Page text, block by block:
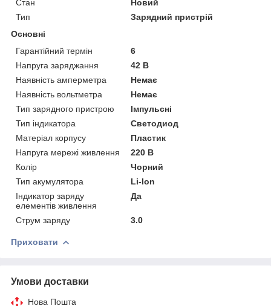
Стан
Новий
Тип
Зарядний пристрій
Основні
Гарантійний термін
6
Напруга заряджання
42 В
Наявність амперметра
Немає
Наявність вольтметра
Немає
Тип зарядного пристрою
Імпульсні
Тип індикатора
Светодиод
Матеріал корпусу
Пластик
Напруга мережі живлення
220 В
Колір
Чорний
Тип акумулятора
Li-Ion
Індикатор заряду
елементів живлення
Да
Струм заряду 3.0
Приховати
Умови доставки
Нова Пошта